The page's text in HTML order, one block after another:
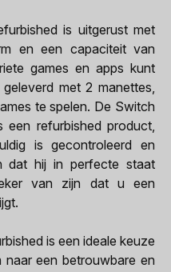
is uitgerust met
en een capaciteit van
games en apps kunt
met 2 manettes,
te spelen. De Switch
een refurbished product,
is gecontroleerd en
dat hij in perfecte staat
van zijn dat u een
is een ideale keuze
een betrouwbare en